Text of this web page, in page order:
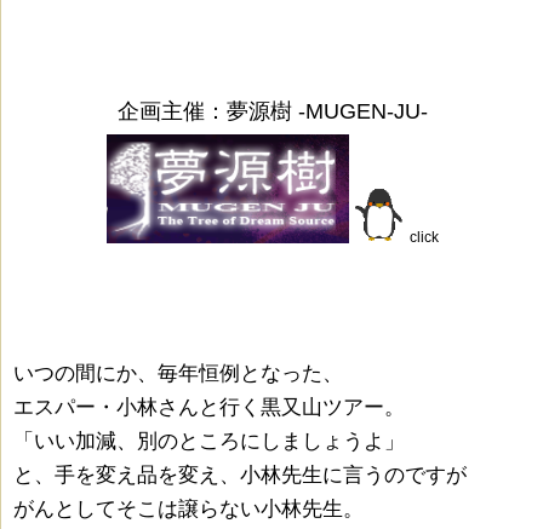
企画主催：夢源樹 -MUGEN-JU-
click
いつの間にか、毎年恒例となった、
エスパー・小林さんと行く黒又山ツアー。
「いい加減、別のところにしましょうよ」
と、手を変え品を変え、小林先生に言うのですが
がんとしてそこは譲らない小林先生。